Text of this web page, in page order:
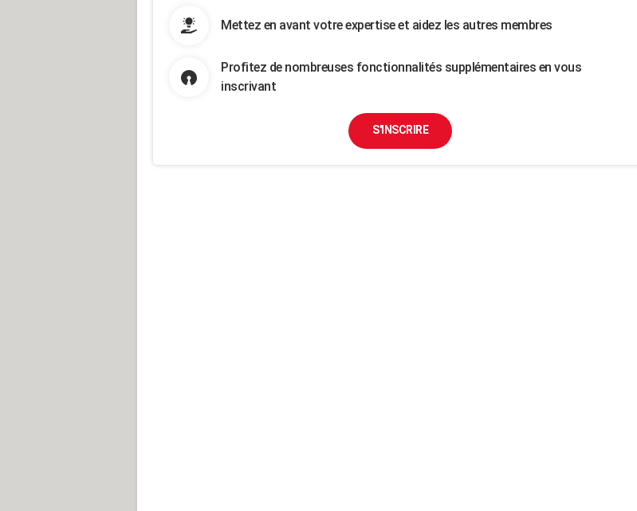
Mettez en avant votre expertise et aidez les autres membres
Profitez de nombreuses fonctionnalités supplémentaires en vous
inscrivant
S'INSCRIRE